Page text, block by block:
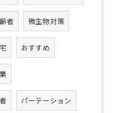
者 微生物対策
おすすめ
パーテーション